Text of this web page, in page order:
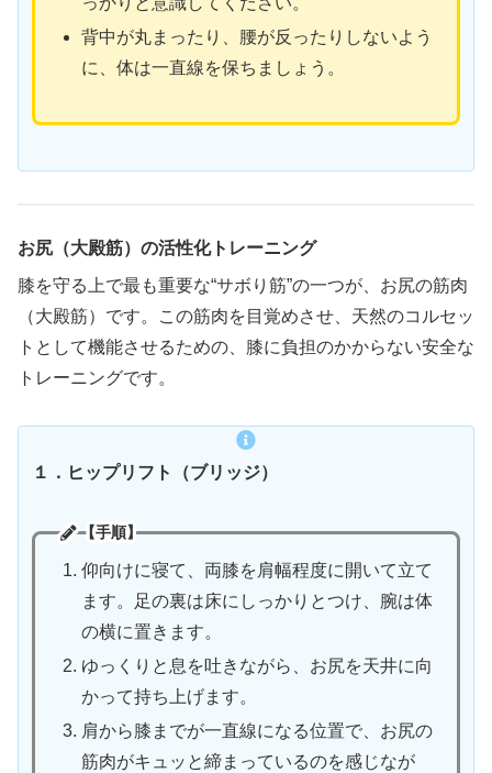
背中が丸まったり、腰が反ったりしないよう
に、体は一直線を保ちましょう。
お尻（大殿筋）の活性化トレーニング
膝を守る上で最も重要な“サボり筋”の一つが、お尻の筋肉
（大殿筋）です。この筋肉を目覚めさせ、天然のコルセッ
トとして機能させるための、膝に負担のかからない安全な
トレーニングです。
１．ヒップリフト（ブリッジ）
【手順】
仰向けに寝て、両膝を肩幅程度に開いて立て
ます。足の裏は床にしっかりとつけ、腕は体
の横に置きます。
ゆっくりと息を吐きながら、お尻を天井に向
かって持ち上げます。
肩から膝までが一直線になる位置で、お尻の
筋肉がキュッと締まっているのを感じなが